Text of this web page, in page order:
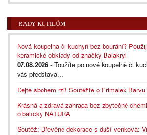
RADY KUTILŮM
Nová koupelna či kuchyň bez bourání?
keramické obklady od značky Balakryl
07.08.2026 - Toužíte po nové koupelně či
vás představa...
Dejte sbohem rzi! Soutěžte o Primalex Barvu
Krásná a zdravá zahrada bez zbytečné
o balíčky NATURA
Soutěž: Dřevěné dekorace s duší venkova: